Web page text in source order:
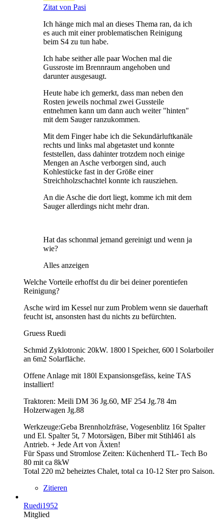
Zitat von Pasi
Ich hänge mich mal an dieses Thema ran, da ich
es auch mit einer problematischen Reinigung
beim S4 zu tun habe.
Ich habe seither alle paar Wochen mal die
Gussroste im Brennraum angehoben und
darunter ausgesaugt.
Heute habe ich gemerkt, dass man neben den
Rosten jeweils nochmal zwei Gussteile
entnehmen kann um dann auch weiter "hinten"
mit dem Sauger ranzukommen.
Mit dem Finger habe ich die Sekundärluftkanäle
rechts und links mal abgetastet und konnte
feststellen, dass dahinter trotzdem noch einige
Mengen an Asche verborgen sind, auch
Kohlestücke fast in der Größe einer
Streichholzschachtel konnte ich rausziehen.
An die Asche die dort liegt, komme ich mit dem
Sauger allerdings nicht mehr dran.
Hat das schonmal jemand gereinigt und wenn ja
wie?
Alles anzeigen
Welche Vorteile erhoffst du dir bei deiner porentiefen
Reinigung?
Asche wird im Kessel nur zum Problem wenn sie dauerhaft
feucht ist, ansonsten hast du nichts zu befürchten.
Gruess Ruedi
Schmid Zyklotronic 20kW. 1800 l Speicher, 600 l Solarboiler
an 6m2 Solarfläche.
Offene Anlage mit 180l Expansionsgefäss, keine TAS
installiert!
Traktoren: Meili DM 36 Jg.60, MF 254 Jg.78 4m
Holzerwagen Jg.88
Werkzeuge:Geba Brennholzfräse, Vogesenblitz 16t Spalter
und El. Spalter 5t, 7 Motorsägen, Biber mit Stihl461 als
Antrieb. + Jede Art von Äxten!
Für Spass und Stromlose Zeiten: Küchenherd TL- Tech Bo
80 mit ca 8kW
Total 220 m2 beheiztes Chalet, total ca 10-12 Ster pro Saison.
Zitieren
Ruedi1952
Mitglied